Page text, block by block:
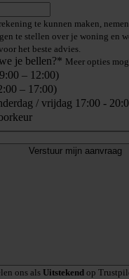
te kunnen maken,
te stellen over je woning en
het beste advies.
je bellen?* Meer opties
– 12:00)
– 17:00)
/ vrijdag 17:00 -
Verstuur mijn aanvraag
ons als Uitstekend op